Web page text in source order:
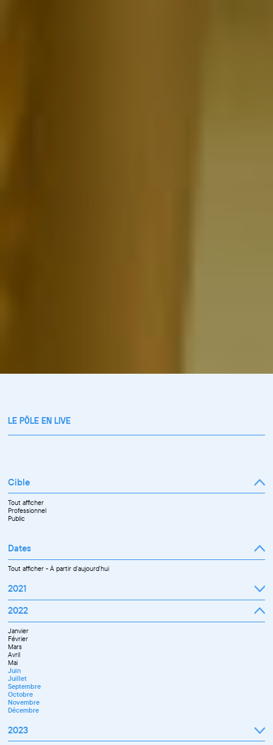
LE PÔLE EN LIVE
Cible
Tout afficher
Professionnel
Public
Dates
Tout afficher-À partir d'aujourd'hui
2021
Septembre
Novembre
Décembre
2022
Janvier
Février
Mars
Avril
Mai
Juin
Juillet
Septembre
Octobre
Novembre
Décembre
2023